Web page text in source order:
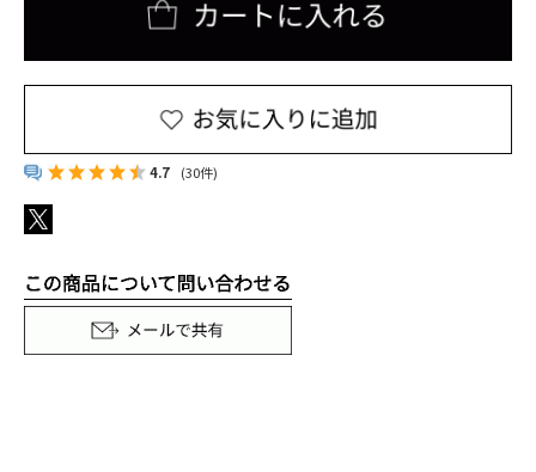
アールグレイ レッドブッシュ
ベネフィットティー
インフュージョンティー
ジンジャースナップティー
ノンカフェインティー
ペアリングセット
オーツクランチビスケット アップルパイクッキー
ペアリングセット
4.7 (30件)